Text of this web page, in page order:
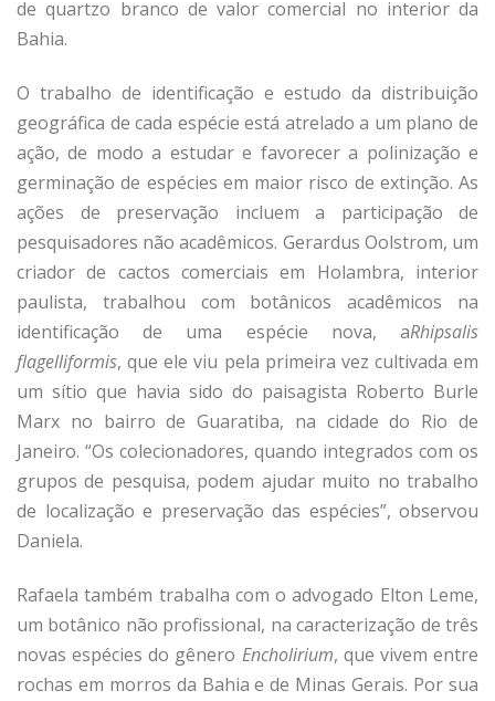
de quartzo branco de valor comercial no interior da
Bahia.
O trabalho de identificação e estudo da distribuição
geográfica de cada espécie está atrelado a um plano de
ação, de modo a estudar e favorecer a polinização e
germinação de espécies em maior risco de extinção. As
ações de preservação incluem a participação de
pesquisadores não acadêmicos. Gerardus Oolstrom, um
criador de cactos comerciais em Holambra, interior
paulista, trabalhou com botânicos acadêmicos na
identificação de uma espécie nova, aRhipsalis
flagelliformis, que ele viu pela primeira vez cultivada em
um sítio que havia sido do paisagista Roberto Burle
Marx no bairro de Guaratiba, na cidade do Rio de
Janeiro. “Os colecionadores, quando integrados com os
grupos de pesquisa, podem ajudar muito no trabalho
de localização e preservação das espécies”, observou
Daniela.
Rafaela também trabalha com o advogado Elton Leme,
um botânico não profissional, na caracterização de três
novas espécies do gênero Encholirium, que vivem entre
rochas em morros da Bahia e de Minas Gerais. Por sua